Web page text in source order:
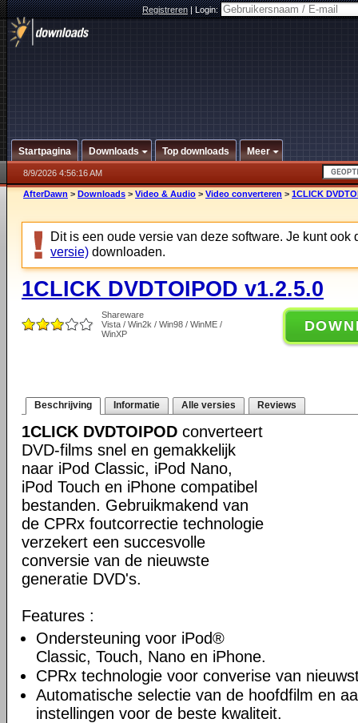
Registreren|Login:
Startpagina Downloads Top downloads Meer
8/9/2026 4:56:16 AM
AfterDawn > Downloads > Video & Audio > Video converteren > 1CLICK
Dit is een oude versie van deze software. Je kunt ook
versie) downloaden.
1CLICK DVDTOIPOD v1.2.5.0
Shareware
Vista / Win2k / Win98 / WinME /
WinXP
Beschrijving Informatie Alle versies Reviews
1CLICK DVDTOIPOD converteert
DVD-films snel en gemakkelijk
naar iPod Classic, iPod Nano,
iPod Touch en iPhone compatibel
bestanden. Gebruikmakend van
de CPRx foutcorrectie technologie
verzekert een succesvolle
conversie van de nieuwste
generatie DVD's.
Features :
Ondersteuning voor iPod®
Classic, Touch, Nano en iPhone.
CPRx technologie voor converise van
Automatische selectie van de hoofdfilm en
instellingen voor de beste kwaliteit.